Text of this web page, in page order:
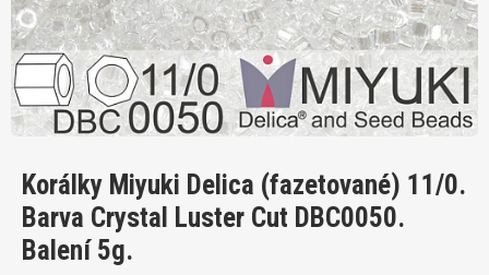
Korálky Miyuki Delica (fazetované) 11/0.
Barva Crystal Luster Cut DBC0050.
Balení 5g.